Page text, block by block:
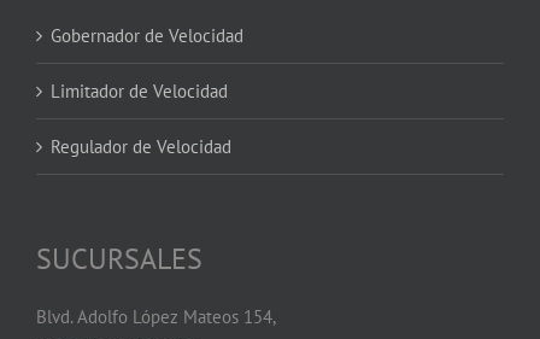
Gobernador de Velocidad
Limitador de Velocidad
Regulador de Velocidad
SUCURSALES
Blvd. Adolfo López Mateos 154,